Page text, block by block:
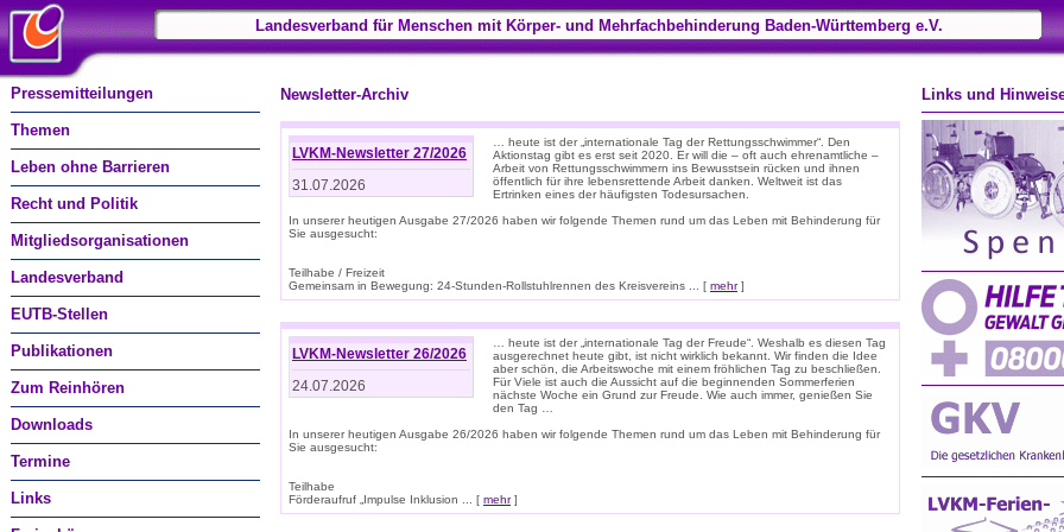
Landesverband für Menschen mit Körper- und Mehrfachbehinderung Baden-Württemberg e.V.
Pressemitteilungen
Themen
Leben ohne Barrieren
Recht und Politik
Mitgliedsorganisationen
Landesverband
EUTB-Stellen
Publikationen
Zum Reinhören
Downloads
Termine
Links
Newsletter-Archiv
LVKM-Newsletter 27/2026
31.07.2026
… heute ist der „internationale Tag der Rettungsschwimmer“. Den
Aktionstag gibt es erst seit 2020. Er will die – oft auch ehrenamtliche –
Arbeit von Rettungsschwimmern ins Bewusstsein rücken und ihnen
öffentlich für ihre lebensrettende Arbeit danken. Weltweit ist das
Ertrinken eines der häufigsten Todesursachen.
In unserer heutigen Ausgabe 27/2026 haben wir folgende Themen rund um das Leben mit Behinderung für
Sie ausgesucht:
Teilhabe / Freizeit
Gemeinsam in Bewegung: 24-Stunden-Rollstuhlrennen des Kreisvereins ... [ mehr]
LVKM-Newsletter 26/2026
24.07.2026
… heute ist der „internationale Tag der Freude“. Weshalb es diesen Tag
ausgerechnet heute gibt, ist nicht wirklich bekannt. Wir finden die Idee
aber schön, die Arbeitswoche mit einem fröhlichen Tag zu beschließen.
Für Viele ist auch die Aussicht auf die beginnenden Sommerferien
nächste Woche ein Grund zur Freude. Wie auch immer, genießen Sie
den Tag …
In unserer heutigen Ausgabe 26/2026 haben wir folgende Themen rund um das Leben mit Behinderung für
Sie ausgesucht:
Teilhabe
Förderaufruf „Impulse Inklusion ... [ mehr]
Links und